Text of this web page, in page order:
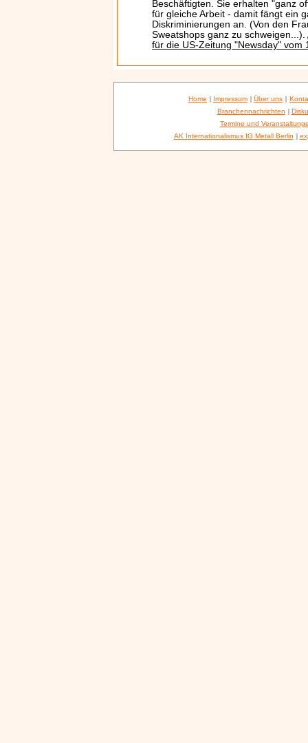
Beschäftigten. Sie erhalten "ganz
für gleiche Arbeit - damit fängt ein
Diskriminierungen an. (Von den
Sweatshops ganz zu schweigen...).
für die US-Zeitung "Newsday" vom
Home | Impressum | Über uns |
Branchennachrichten |
Termine und
AK Internationalismus IG Metall Berlin |